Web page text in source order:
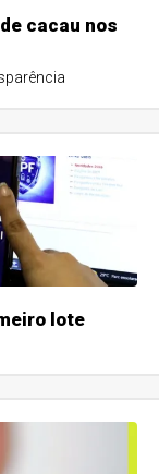
cacau nos
lote